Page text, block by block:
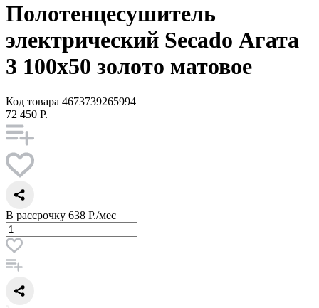
Полотенцесушитель
электрический Secado Агата
3 100x50 золото матовое
Код товара 4673739265994
72 450 Р.
В рассрочку 638 Р./мес